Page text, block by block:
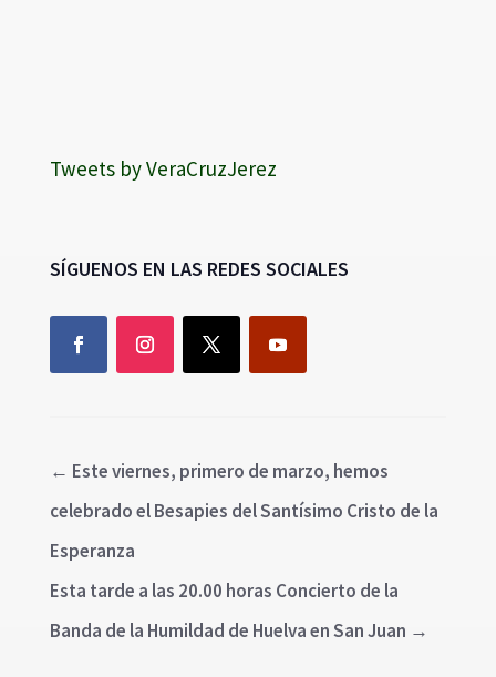
Tweets by VeraCruzJerez
SÍGUENOS EN LAS REDES SOCIALES
← Este viernes, primero de marzo, hemos
celebrado el Besapies del Santísimo Cristo de la
Esperanza
Esta tarde a las 20.00 horas Concierto de la
Banda de la Humildad de Huelva en San Juan →